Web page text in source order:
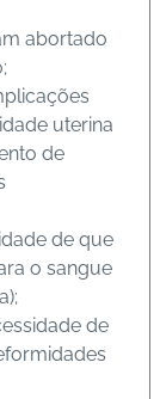
abortado
uterina
de
de que
o sangue
de